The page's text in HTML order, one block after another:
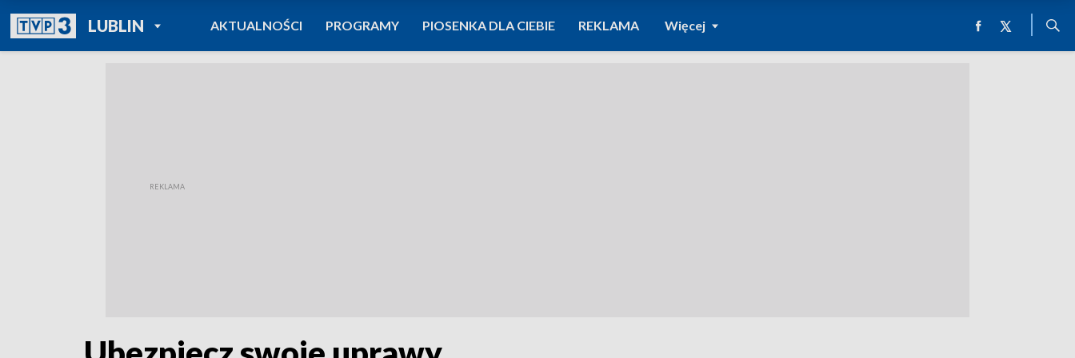
LUBLINPOWRÓT DO
TVP REGIONY
AKTUALNOŚCI PROGRAMY PIOSENKA DLA CIEBIE REKLAMA Więcej